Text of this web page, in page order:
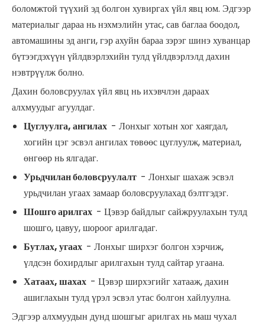
боломжтой түүхий эд болгон хувиргах үйл явц юм. Эдгээр
материалыг дараа нь нэхмэлийн утас, сав баглаа боодол,
автомашины эд анги, гэр ахуйн бараа зэрэг шинэ хуванцар
бүтээгдэхүүн үйлдвэрлэхийн тулд үйлдвэрлэлд дахин
нэвтрүүлж болно.
Дахин боловсруулах үйл явц нь ихэвчлэн дараах
алхмуудыг агуулдаг.
Цуглуулга, ангилах - Лонхыг хотын хог хаягдал,
хогийн цэг эсвэл ангилах төвөөс цуглуулж, материал,
өнгөөр ​​нь ялгадаг.
Урьдчилан боловсруулалт - Лонхыг шахаж эсвэл
урьдчилан угаах замаар боловсруулахад бэлтгэдэг.
Шошго арилгах - Цэвэр байдлыг сайжруулахын тулд
шошго, цавуу, шороог арилгадаг.
Бутлах, угаах - Лонхыг ширхэг болгон хэрчиж,
үлдсэн бохирдлыг арилгахын тулд сайтар угаана.
Хатаах, шахах - Цэвэр ширхэгийг хатааж, дахин
ашиглахын тулд үрэл эсвэл утас болгон хайлуулна.
Эдгээр алхмуудын дунд шошгыг арилгах нь маш чухал